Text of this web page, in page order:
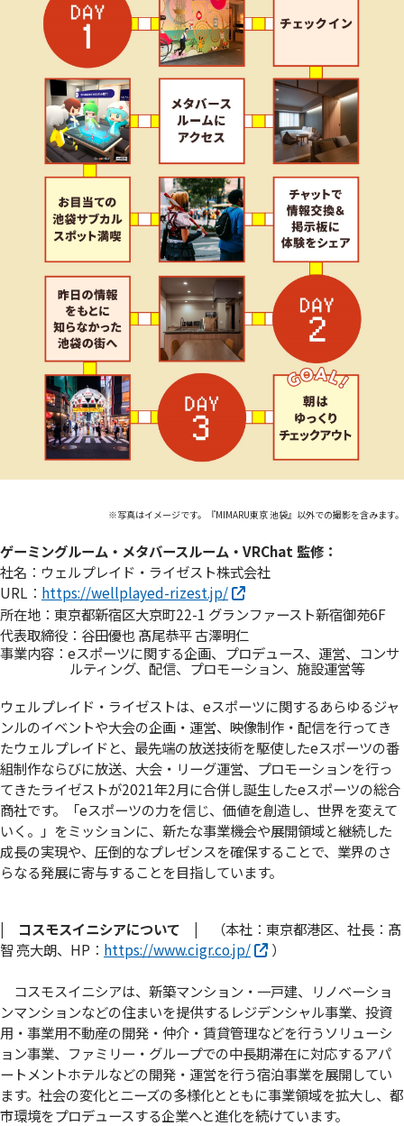
※写真はイメージです。『MIMARU東京 池袋』以外での撮影を含みます。
ゲーミングルーム・メタバースルーム・VRChat 監修：
社名：ウェルプレイド・ライゼスト株式会社
URL： https://wellplayed-rizest.jp/
所在地：東京都新宿区大京町22-1 グランファースト新宿御苑6F
代表取締役：谷田優也 髙尾恭平 古澤明仁
事業内容：eスポーツに関する企画、プロデュース、運営、コンサ
ルティング、配信、プロモーション、施設運営等
ウェルプレイド・ライゼストは、eスポーツに関するあらゆるジャ
ンルのイベントや大会の企画・運営、映像制作・配信を行ってき
たウェルプレイドと、最先端の放送技術を駆使したeスポーツの番
組制作ならびに放送、大会・リーグ運営、プロモーションを行っ
てきたライゼストが2021年2月に合併し誕生したeスポーツの総合
商社です。「eスポーツの力を信じ、価値を創造し、世界を変えて
いく。」をミッションに、新たな事業機会や展開領域と継続した
成長の実現や、圧倒的なプレゼンスを確保することで、業界のさ
らなる発展に寄与することを目指しています。
| コスモスイニシアについて | （本社：東京都港区、社長：髙
智 亮大朗、HP： https://www.cigr.co.jp/ ）
コスモスイニシアは、新築マンション・一戸建、リノベーショ
ンマンションなどの住まいを提供するレジデンシャル事業、投資
用・事業用不動産の開発・仲介・賃貸管理などを行うソリューシ
ョン事業、ファミリー・グループでの中長期滞在に対応するアパ
ートメントホテルなどの開発・運営を行う宿泊事業を展開してい
ます。社会の変化とニーズの多様化とともに事業領域を拡大し、都
市環境をプロデュースする企業へと進化を続けています。